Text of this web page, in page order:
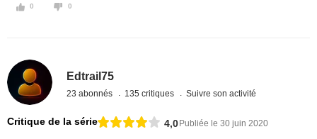
0 0
Edtrail75
23 abonnés 135 critiques Suivre son activité
Critique de la série 4,0 Publiée le 30 juin 2020